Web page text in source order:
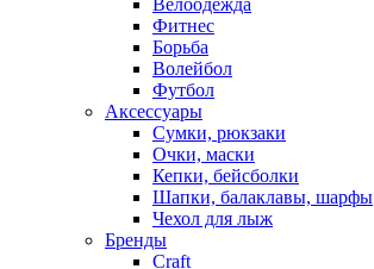
Велоодежда
Фитнес
Борьба
Волейбол
Футбол
Аксессуары
Сумки, рюкзаки
Очки, маски
Кепки, бейсболки
Шапки, балаклавы, шарфы
Чехол для лыж
Бренды
Craft